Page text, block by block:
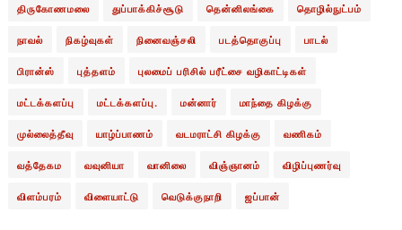
திருகோணமலை துப்பாக்கிச்சூடு தென்னிலங்கை தொழில்நுட்பம்
நாவல் நிகழ்வுகள் நினைவஞ்சலி படத்தொகுப்பு பாடல்
பிரான்ஸ் புத்தளம் புலமைப் பரிசில் பரீட்சை வழிகாட்டிகள்
மட்டக்களப்பு மட்டக்களப்பு. மன்னார் மாந்தை கிழக்கு
முல்லைத்தீவு யாழ்ப்பாணம் வடமராட்சி கிழக்கு வணிகம்
வத்தேகம வவுனியா வானிலை விஞ்ஞானம் விழிப்புணர்வு
விளம்பரம் விளையாட்டு வெடுக்குநாறி ஜப்பான்